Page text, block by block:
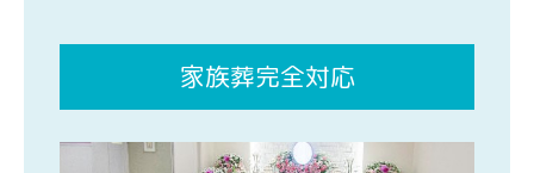
家族葬完全対応